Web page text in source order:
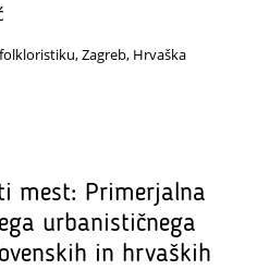
Zagreb, Hrvaška
mest: Primerjalna
urbanističnega
in hrvaških